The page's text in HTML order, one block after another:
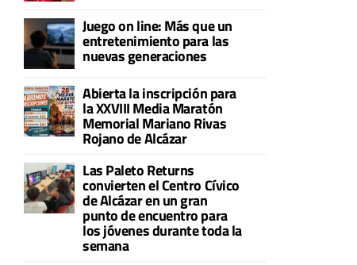
Juego on line: Más que un
entretenimiento para las
nuevas generaciones
Abierta la inscripción para
la XXVIII Media Maratón
Memorial Mariano Rivas
Rojano de Alcázar
Las Paleto Returns
convierten el Centro Cívico
de Alcázar en un gran
punto de encuentro para
los jóvenes durante toda la
semana